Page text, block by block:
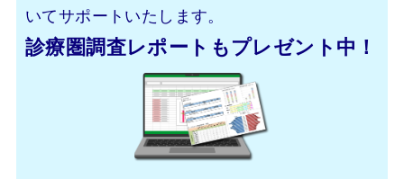
いてサポートいたします。
診療圏調査レポートもプレゼント中！